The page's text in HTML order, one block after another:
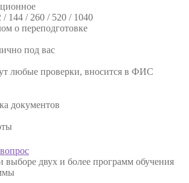
/ 144 / 260 / 520 / 1040
о переподготовке
под вас
любые проверки, вносится в ФИС
документов
выборе двух и более программ обучения